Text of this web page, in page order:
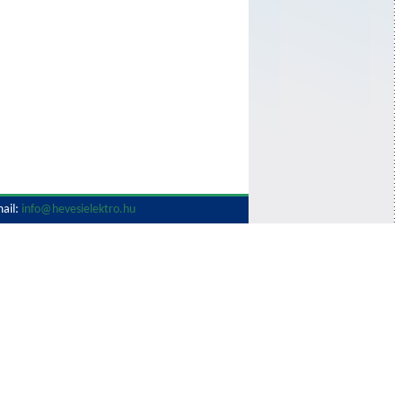
info@hevesielektro.hu